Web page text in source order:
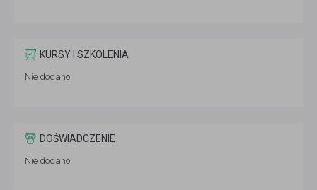
KURSY I SZKOLENIA
Nie dodano
DOŚWIADCZENIE
Nie dodano